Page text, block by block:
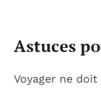
Astuces
Voyager ne